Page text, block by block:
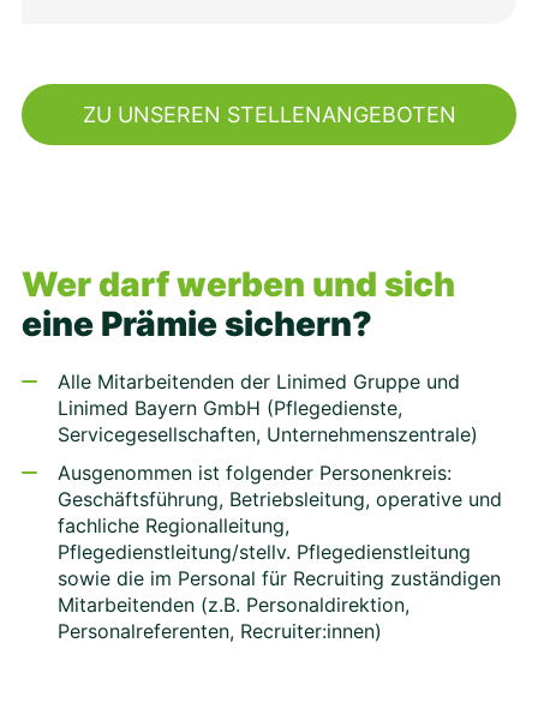
ZU UNSEREN STELLENANGEBOTEN
Wer darf werben und sich
eine Prämie sichern?
Alle Mitarbeitenden der Linimed Gruppe und
Linimed Bayern GmbH (Pflegedienste,
Servicegesellschaften, Unternehmenszentrale)
Ausgenommen ist folgender Personenkreis:
Geschäftsführung, Betriebsleitung, operative und
fachliche Regionalleitung,
Pflegedienstleitung/stellv. Pflegedienstleitung
sowie die im Personal für Recruiting zuständigen
Mitarbeitenden (z.B. Personaldirektion,
Personalreferenten, Recruiter:innen)